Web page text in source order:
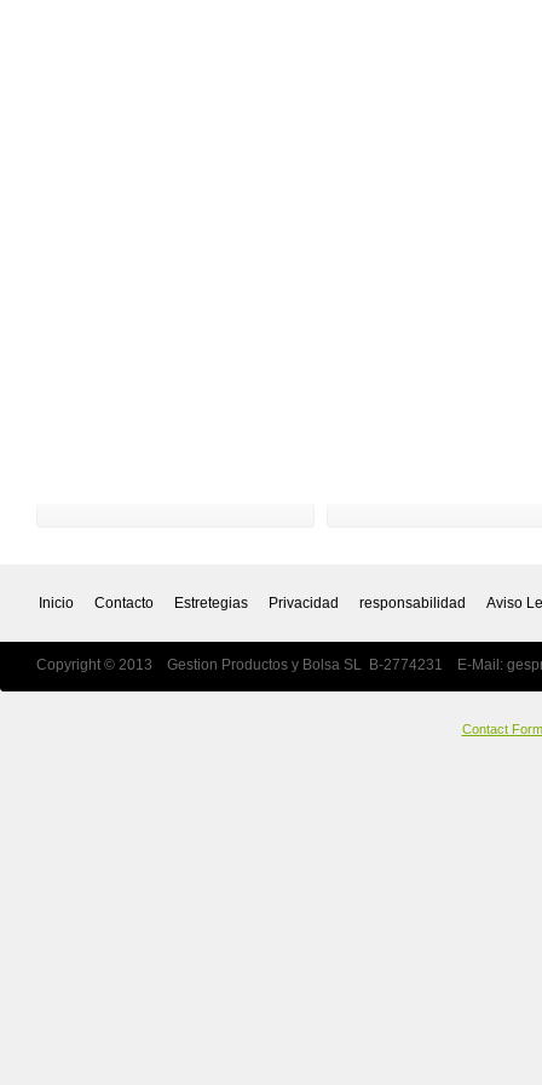
Inicio Contacto Estretegias Privacidad responsabilidad Aviso
Copyright © 2013 Gestion Productos y Bolsa SL B-2774231 E-Mail:
Contact Form